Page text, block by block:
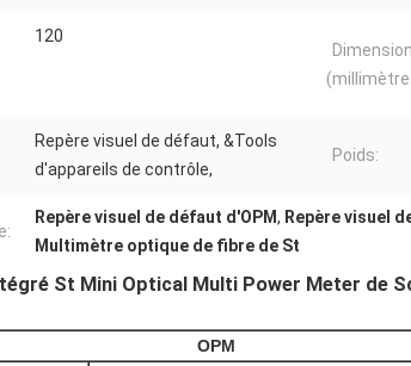
120
Dimension
Repère visuel de défaut, &Tools
d'appareils de contrôle,
Poids:
Repère visuel de défaut d'OPM, Repère visuel
Multimètre optique de fibre de St
St Mini Optical Multi Power Meter de
OPM